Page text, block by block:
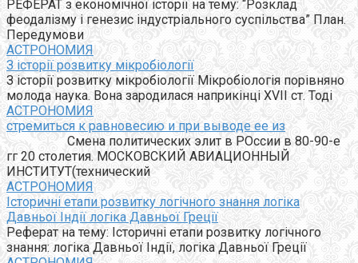
РЕФЕРАТ з економічної історії на тему: “Розклад
феодалізму і генезис індустріального суспільства” План.
Передумови
АСТРОНОМИЯ
З історії розвитку мікробіології
З історії розвитку мікробіології Мікробіологія порівняно
молода наука. Вона зародилася наприкінці XVII ст. Тоді
АСТРОНОМИЯ
стремиться к равновесию и при выводе ее из
Смена политических элит в РОссии в 80-90-е
гг 20 столетия. МОСКОВСКИЙ АВИАЦИОННЫЙ
ИНСТИТУТ(технический
АСТРОНОМИЯ
Історичні етапи розвитку логічного знання логіка
Давньої Індії логіка Давньої Греції
Реферат на тему: Історичні етапи розвитку логічного
знання: логіка Давньої Індії, логіка Давньої Греції